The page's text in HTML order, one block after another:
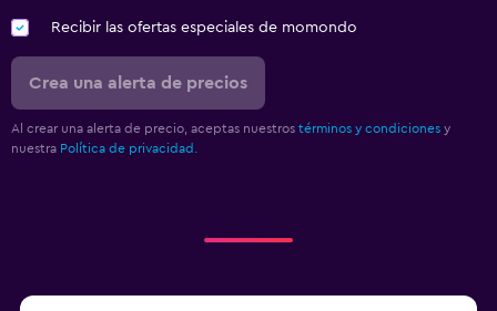
Recibir las ofertas especiales de momondo
Crea una alerta de precios
Al crear una alerta de precio, aceptas nuestros términos y condiciones y
nuestra Política de privacidad.